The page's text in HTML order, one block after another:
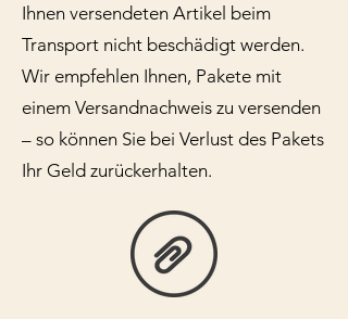
Ihnen versendeten Artikel beim
Transport nicht beschädigt werden.
Wir empfehlen Ihnen, Pakete mit
einem Versandnachweis zu versenden
– so können Sie bei Verlust des Pakets
Ihr Geld zurückerhalten.